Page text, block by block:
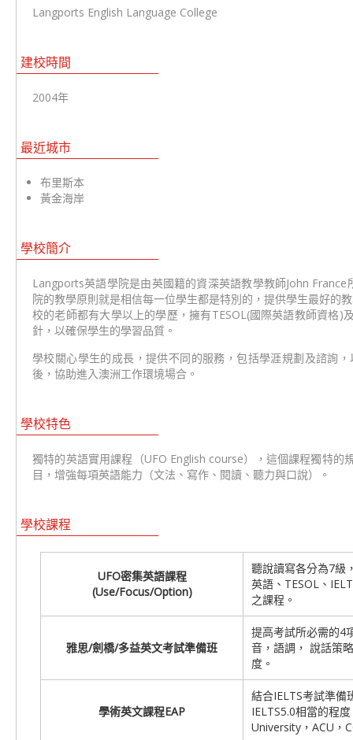
Langports English Language College
建校時間
2004年
最近城市
布里斯本
黃金海岸
學校簡介
Langports英語學院是由英國籍的資深英語教學教師John
院的教學原則就是相信每一位學生都是特別的，提供學生最好的
校的老師都有大學以上的學歷，擁有TESOL(國際英語教師資格
針，以確保學生的學習品質。
學校關心學生的成長，提供不同的服務，包括學涯規劃及諮詢
後，協助進入澳洲工作環境場合。
學校特色
獨特的英語實用課程（UFO English course），這個課程獨特
目，增強每項英語能力（文法、寫作、閱讀、聽力與口說）。
學校課程
UFO密集英語課程
(Use/Focus/Option)
聽說讀寫各分為7級
英語、TESOL、
之課程。
雅思/劍橋/多益英文考試準備班
提高考試所必需的4
音，語調， 說話策
度。
學術英文課程EAP
結合IELTS考試準備
IELTS5.0相當的程
University，ACU，